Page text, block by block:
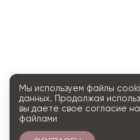
Мы используем файлы
данных. Продолжая
вы даете свое согласие
файлами